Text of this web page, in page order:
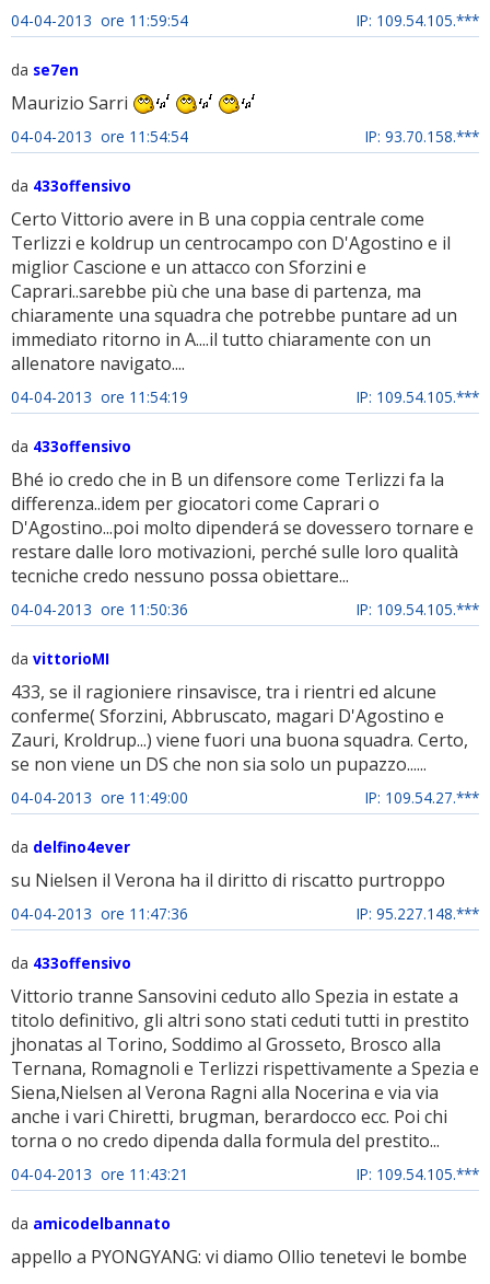
04-04-2013 ore 11:59:54 IP: 109.54.105.***
da se7en
Maurizio Sarri
04-04-2013 ore 11:54:54 IP: 93.70.158.***
da 433offensivo
Certo Vittorio avere in B una coppia centrale come
Terlizzi e koldrup un centrocampo con D'Agostino e il
miglior Cascione e un attacco con Sforzini e
Caprari..sarebbe più che una base di partenza, ma
chiaramente una squadra che potrebbe puntare ad un
immediato ritorno in A....il tutto chiaramente con un
allenatore navigato....
04-04-2013 ore 11:54:19 IP: 109.54.105.***
da 433offensivo
Bhé io credo che in B un difensore come Terlizzi fa la
differenza..idem per giocatori come Caprari o
D'Agostino...poi molto dipenderá se dovessero tornare e
restare dalle loro motivazioni, perché sulle loro qualità
tecniche credo nessuno possa obiettare...
04-04-2013 ore 11:50:36 IP: 109.54.105.***
da vittorioMI
433, se il ragioniere rinsavisce, tra i rientri ed alcune
conferme( Sforzini, Abbruscato, magari D'Agostino e
Zauri, Kroldrup...) viene fuori una buona squadra. Certo,
se non viene un DS che non sia solo un pupazzo......
04-04-2013 ore 11:49:00 IP: 109.54.27.***
da delfino4ever
su Nielsen il Verona ha il diritto di riscatto purtroppo
04-04-2013 ore 11:47:36 IP: 95.227.148.***
da 433offensivo
Vittorio tranne Sansovini ceduto allo Spezia in estate a
titolo definitivo, gli altri sono stati ceduti tutti in prestito
jhonatas al Torino, Soddimo al Grosseto, Brosco alla
Ternana, Romagnoli e Terlizzi rispettivamente a Spezia e
Siena,Nielsen al Verona Ragni alla Nocerina e via via
anche i vari Chiretti, brugman, berardocco ecc. Poi chi
torna o no credo dipenda dalla formula del prestito...
04-04-2013 ore 11:43:21 IP: 109.54.105.***
da amicodelbannato
appello a PYONGYANG: vi diamo Ollio tenetevi le bombe